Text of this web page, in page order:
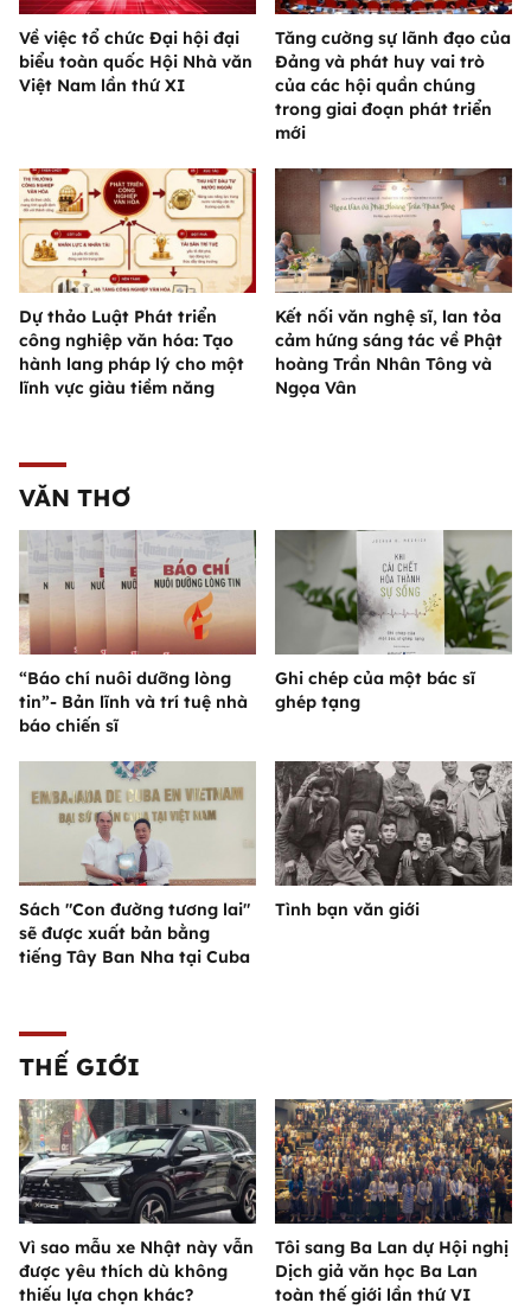
Về việc tổ chức Đại hội đại
biểu toàn quốc Hội Nhà văn
Việt Nam lần thứ XI
Tăng cường sự lãnh đạo của
Đảng và phát huy vai trò
của các hội quần chúng
trong giai đoạn phát triển
mới
Dự thảo Luật Phát triển
công nghiệp văn hóa: Tạo
hành lang pháp lý cho một
lĩnh vực giàu tiềm năng
Kết nối văn nghệ sĩ, lan tỏa
cảm hứng sáng tác về Phật
hoàng Trần Nhân Tông và
Ngọa Vân
VĂN THƠ
“Báo chí nuôi dưỡng lòng
tin”- Bản lĩnh và trí tuệ nhà
báo chiến sĩ
Ghi chép của một bác sĩ
ghép tạng
Sách "Con đường tương lai"
sẽ được xuất bản bằng
tiếng Tây Ban Nha tại Cuba
Tình bạn văn giới
THẾ GIỚI
Vì sao mẫu xe Nhật này vẫn
được yêu thích dù không
thiếu lựa chọn khác?
Tôi sang Ba Lan dự Hội nghị
Dịch giả văn học Ba Lan
toàn thế giới lần thứ VI